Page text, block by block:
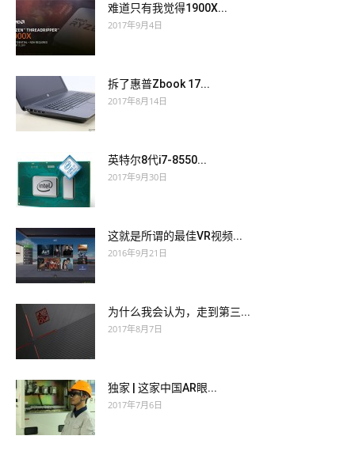
难道只有我觉得1900X...
2017年9月4日
拆了惠普Zbook 17...
2017年8月14日
英特尔8代i7-8550...
2017年9月30日
这就是所谓的最佳VR视频...
2016年9月21日
为什么我会认为，走到第三...
2017年8月7日
独家 | 这家中国AR眼...
2017年7月6日